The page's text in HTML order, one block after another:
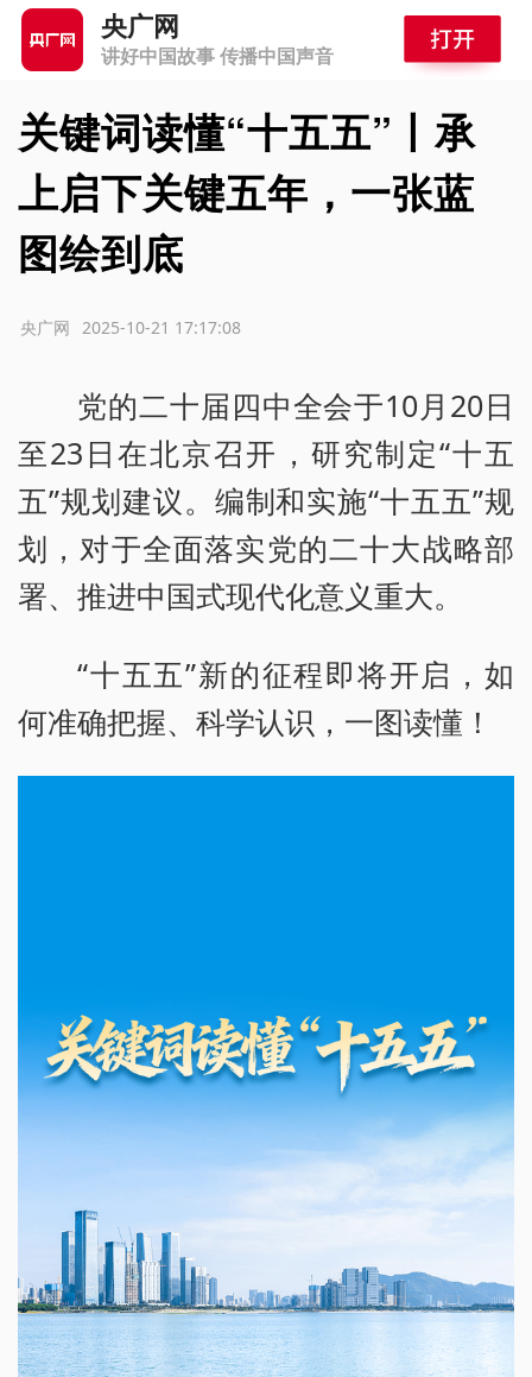
央广网
讲好中国故事 传播中国声音
关键词读懂“十五五”丨承
上启下关键五年，一张蓝
图绘到底
2025-10-21 17:17:08
央广网
党的二十届四中全会于10月20日
至23日在北京召开，研究制定“十五
五”规划建议。编制和实施“十五五”规
划，对于全面落实党的二十大战略部
署、推进中国式现代化意义重大。
“十五五”新的征程即将开启，如
何准确把握、科学认识，一图读懂！